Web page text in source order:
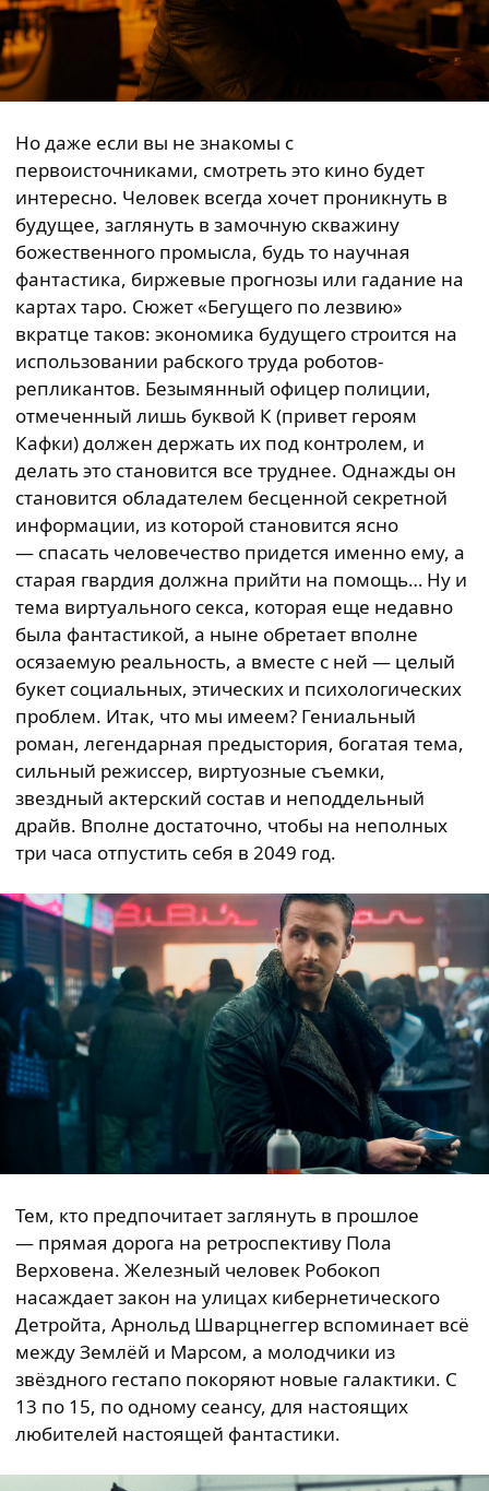
Но даже если вы не знакомы с
первоисточниками, смотреть это кино будет
интересно. Человек всегда хочет проникнуть в
будущее, заглянуть в замочную скважину
божественного промысла, будь то научная
фантастика, биржевые прогнозы или гадание на
картах таро. Сюжет «Бегущего по лезвию»
вкратце таков: экономика будущего строится на
использовании рабского труда роботов-
репликантов. Безымянный офицер полиции,
отмеченный лишь буквой К (привет героям
Кафки) должен держать их под контролем, и
делать это становится все труднее. Однажды он
становится обладателем бесценной секретной
информации, из которой становится ясно
— спасать человечество придется именно ему, а
старая гвардия должна прийти на помощь… Ну и
тема виртуального секса, которая еще недавно
была фантастикой, а ныне обретает вполне
осязаемую реальность, а вместе с ней — целый
букет социальных, этических и психологических
проблем. Итак, что мы имеем? Гениальный
роман, легендарная предыстория, богатая тема,
сильный режиссер, виртуозные съемки,
звездный актерский состав и неподдельный
драйв. Вполне достаточно, чтобы на неполных
три часа отпустить себя в 2049 год.
Тем, кто предпочитает заглянуть в прошлое
— прямая дорога на ретроспективу Пола
Верховена. Железный человек Робокоп
насаждает закон на улицах кибернетического
Детройта, Арнольд Шварцнеггер вспоминает всё
между Землёй и Марсом, а молодчики из
звёздного гестапо покоряют новые галактики. С
13 по 15, по одному сеансу, для настоящих
любителей настоящей фантастики.